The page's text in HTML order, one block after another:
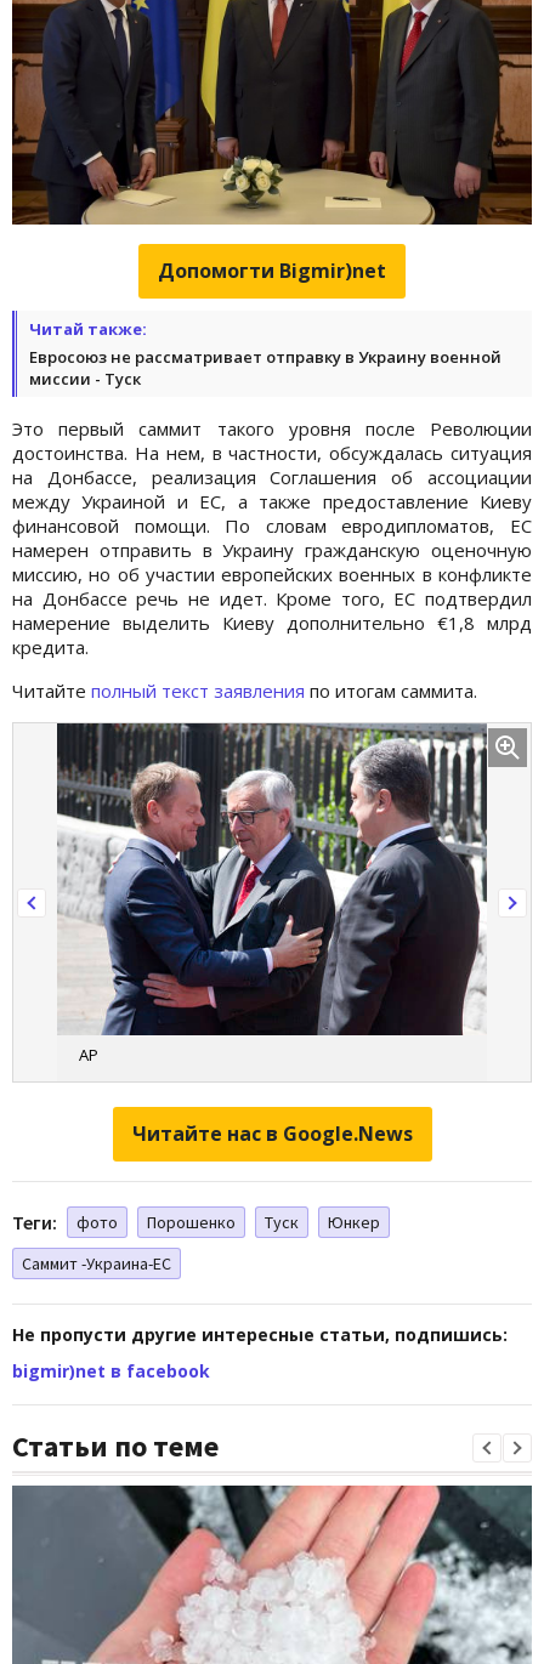
Допомогти Bigmir)net
Читай также:
Евросоюз не рассматривает отправку в Украину военной
миссии - Туск
Это первый саммит такого уровня после Революции
достоинства. На нем, в частности, обсуждалась ситуация
на Донбассе, реализация Соглашения об ассоциации
между Украиной и ЕС, а также предоставление Киеву
финансовой помощи. По словам евродипломатов, ЕС
намерен отправить в Украину гражданскую оценочную
миссию, но об участии европейских военных в конфликте
на Донбассе речь не идет. Кроме того, ЕС подтвердил
намерение выделить Киеву дополнительно €1,8 млрд
кредита.
Читайте полный текст заявления по итогам саммита.
AP
Читайте нас в Google.News
Теги: фото Порошенко Туск
Юнкер
Саммит -Украина-ЕС
Не пропусти другие интересные статьи, подпишись:
bigmir)net в facebook
Статьи по теме